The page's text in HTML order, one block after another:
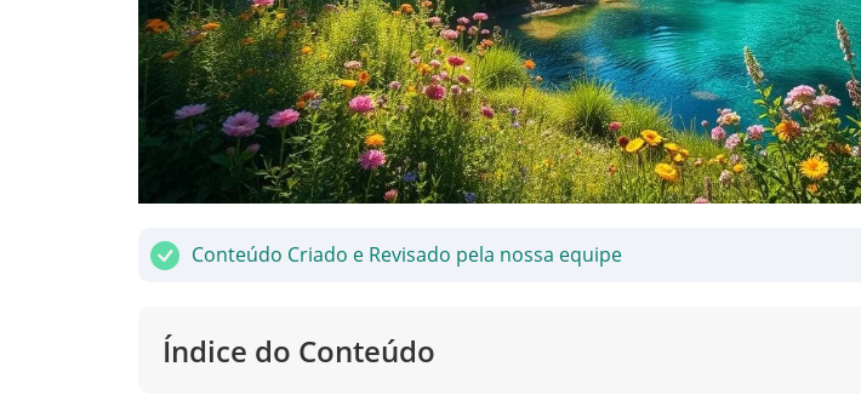
Conteúdo Criado e Revisado pela nossa equipe
Índice do Conteúdo